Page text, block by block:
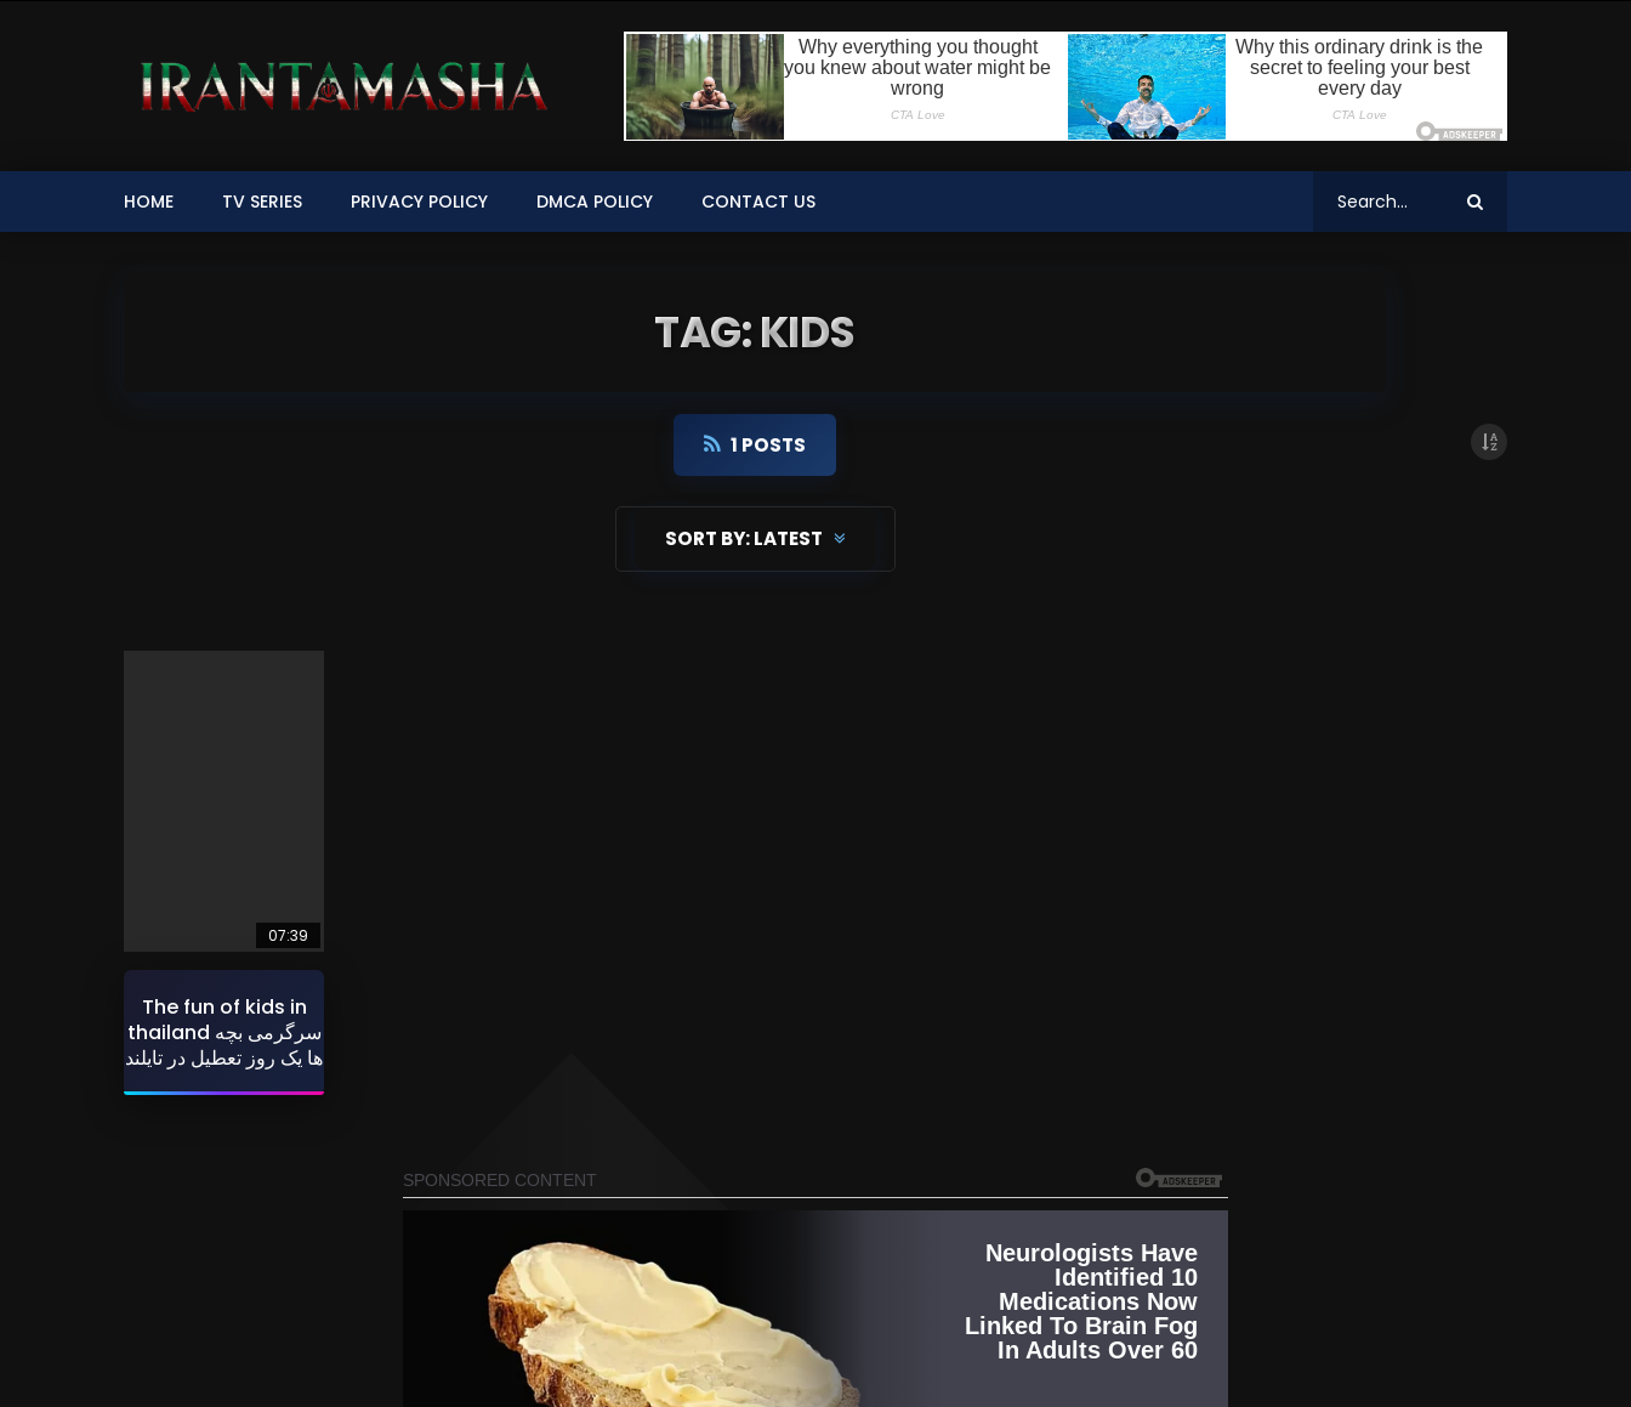
HOME TV SERIES PRIVACY POLICY DMCA POLICY CONTACT US
TAG: KIDS
1 POSTS
SORT BY: LATEST
07:39
The fun of kids in
thailand سرگرمی بچه
ها یک روز تعطیل در تایلند